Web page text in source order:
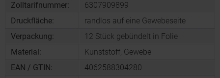
Zolltarifnummer:
6307909899
Druckfläche:
randlos auf eine Gewebeseite
Verpackung:
12 Stück gebündelt in Folie
Material:
Kunststoff, Gewebe
EAN / GTIN:
4062588304280